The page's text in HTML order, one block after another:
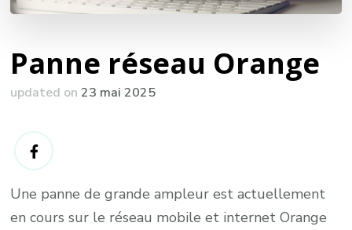
Panne réseau Orange
updated on23 mai 2025
Une panne de grande ampleur est actuellement
en cours sur le réseau mobile et internet Orange